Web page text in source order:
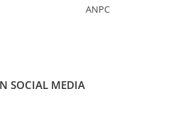
ANPC
SOCIAL MEDIA